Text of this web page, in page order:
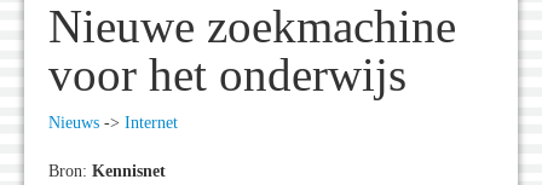
Nieuwe zoekmachine
voor het onderwijs
Nieuws -> Internet
Bron: Kennisnet